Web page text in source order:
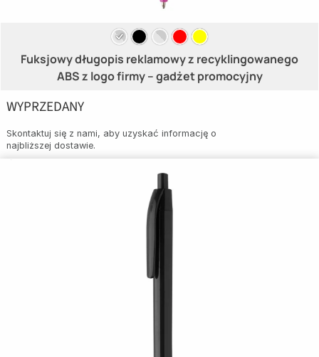
Fuksjowy długopis reklamowy z recyklingowanego
ABS z logo firmy – gadżet promocyjny
WYPRZEDANY
Skontaktuj się z nami, aby uzyskać informację o
najbliższej dostawie.